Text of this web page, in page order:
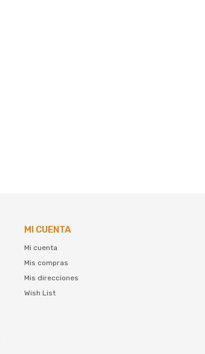
MI CUENTA
Mi cuenta
Mis compras
Mis direcciones
Wish List